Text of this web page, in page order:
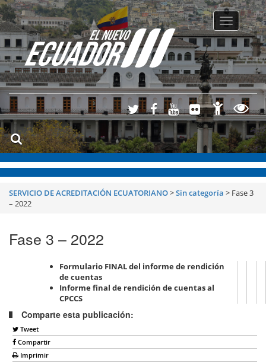
Toggle
SERVICIO DE ACREDITACIÓN ECUATORIANO>Sin categoría > Fase 3
– 2022
Fase 3 – 2022
Formulario FINAL del informe de rendición
de cuentas
Informe final de rendición de cuentas al
CPCCS
Comparte esta publicación:
Tweet
Compartir
Imprimir